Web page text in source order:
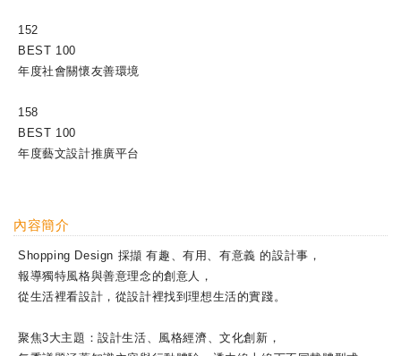
152
BEST 100
年度社會關懷友善環境
158
BEST 100
年度藝文設計推廣平台
內容簡介
Shopping Design 採擷 有趣、有用、有意義 的設計事，
報導獨特風格與善意理念的創意人，
從生活裡看設計，從設計裡找到理想生活的實踐。
聚焦3大主題：設計生活、風格經濟、文化創新，